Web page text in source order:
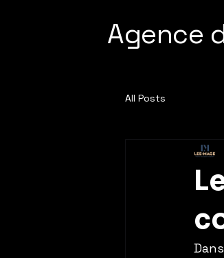
Agence
All Posts